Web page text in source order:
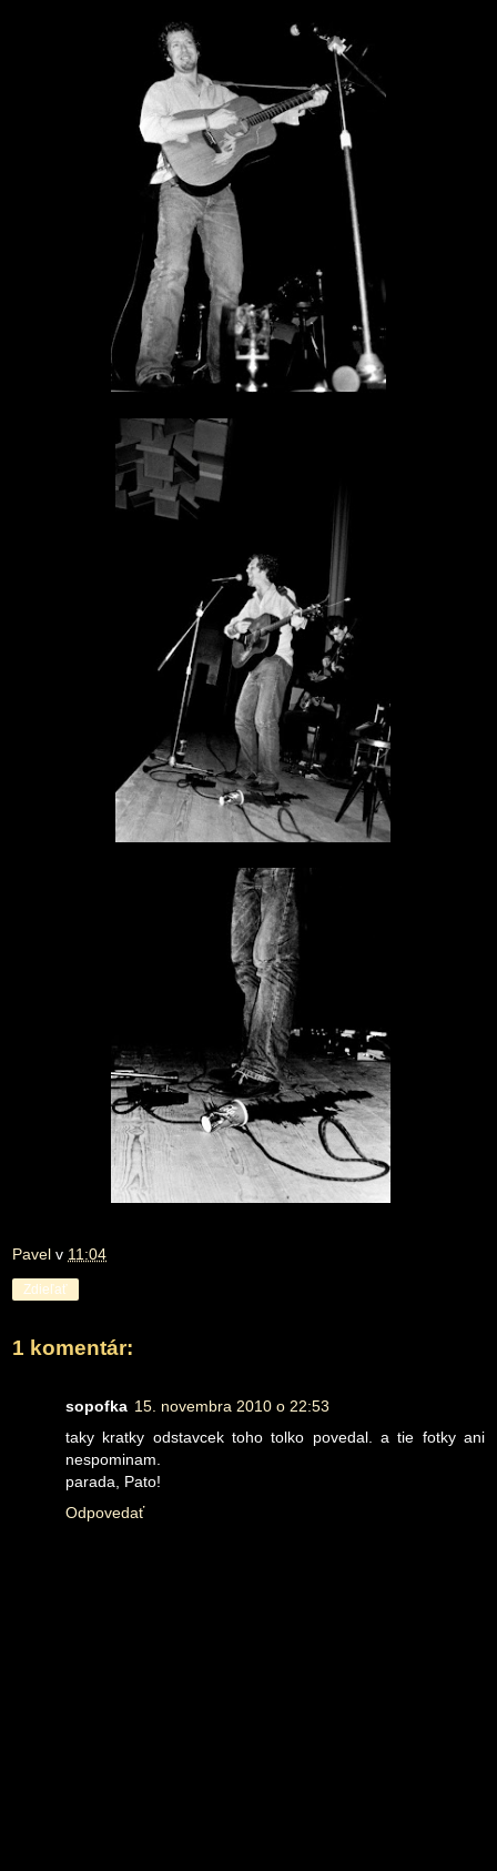
Pavel v 11:04
Zdieľať
1 komentár:
sopofka 15. novembra 2010 o 22:53
taky kratky odstavcek toho tolko povedal. a tie fotky ani
nespominam.
parada, Pato!
Odpovedať